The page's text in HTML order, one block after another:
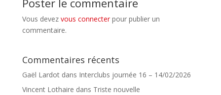
Poster le commentaire
Vous devez vous connecterpour publier un
commentaire.
Commentaires récents
Gaël Lardotdans Interclubs journée 16 – 14/02/2026
Vincent Lothaire dans Triste nouvelle